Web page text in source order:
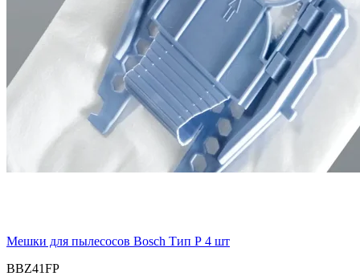
Мешки для пылесосов Bosch Тип P 4 шт
BBZ41FP